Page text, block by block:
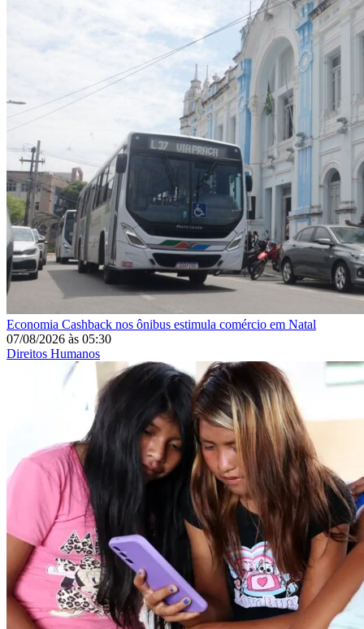
Economia Cashback nos ônibus estimula comércio em Natal
07/08/2026 às 05:30
Direitos Humanos